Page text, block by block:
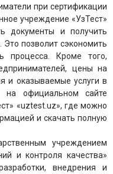
при сертификации
учреждение «УзТест»
документы и получить
Это позволит сэкономить
процесса. Кроме того,
цены на
и оказываемые услуги в
на официальном сайте
«uztest.uz», где можно
и скачать полную
учреждением
и контроля качества»
внедрения и